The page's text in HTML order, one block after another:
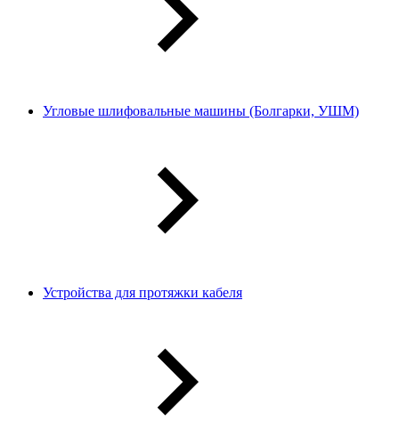
Угловые шлифовальные машины (Болгарки, УШМ)
Устройства для протяжки кабеля